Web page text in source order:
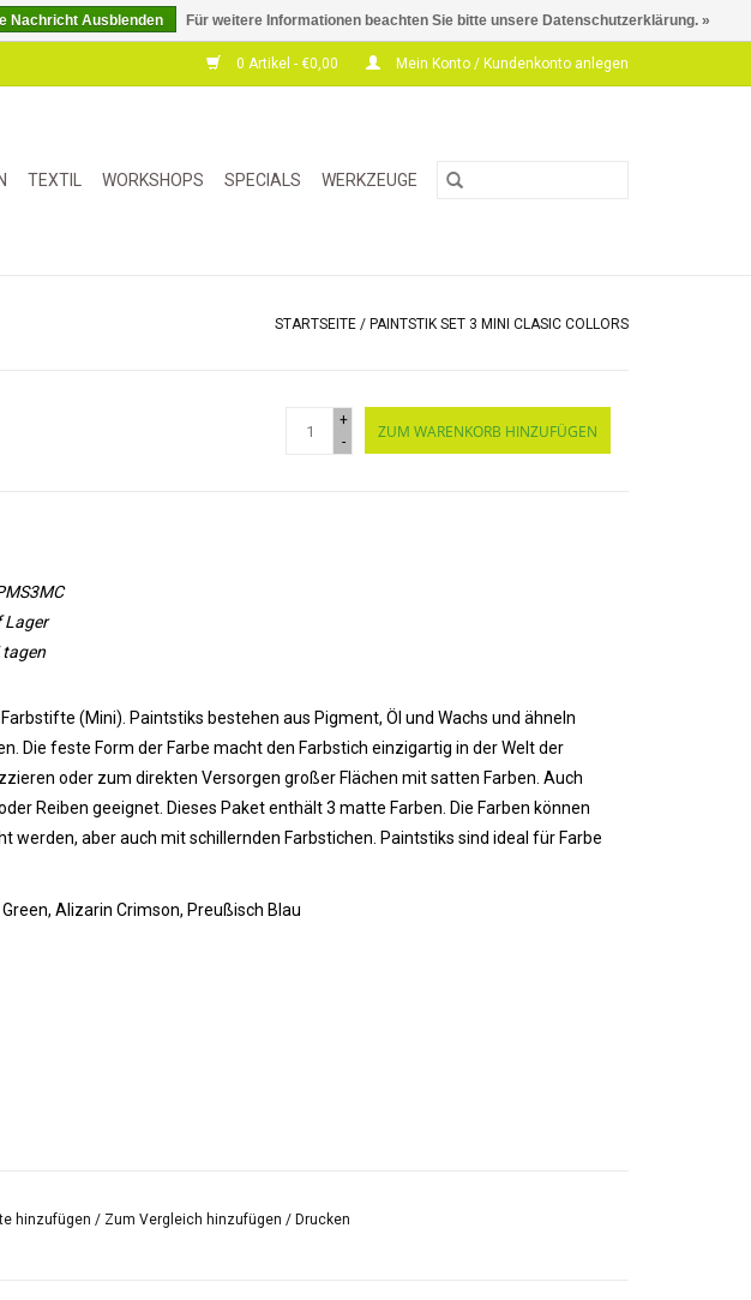
0 Artikel - €0,00 Mein Konto / Kundenkonto anlegen
TEXTIL WORKSHOPS SPECIALS WERKZEUGE
STARTSEITE / PAINTSTIK SET 3 MINI CLASIC COLLORS
+
-
ZUM WARENKORB HINZUFÜGEN
Lager
tagen
(Mini). Paintstiks bestehen aus Pigment, Öl und Wachs und ähneln
Die feste Form der Farbe macht den Farbstich einzigartig in der Welt der
oder zum direkten Versorgen großer Flächen mit satten Farben. Auch
Reiben geeignet. Dieses Paket enthält 3 matte Farben. Die Farben können
werden, aber auch mit schillernden Farbstichen. Paintstiks sind ideal für Farbe
Green, Alizarin Crimson, Preußisch Blau
hinzufügen / Zum Vergleich hinzufügen /Drucken
Nachricht Ausblenden Für weitere Informationen beachten Sie bitte unsere Datenschutzerklärung. »